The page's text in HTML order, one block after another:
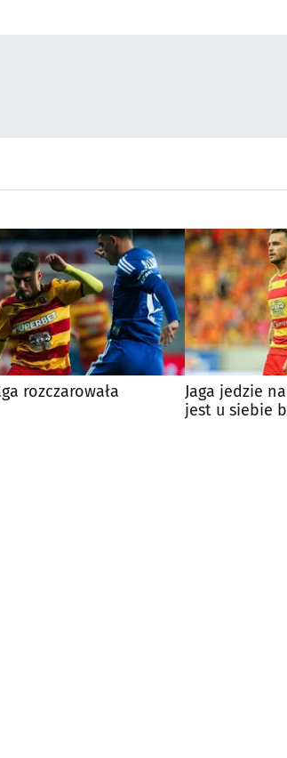
rozczarowała
Jaga jedzie
jest u siebie